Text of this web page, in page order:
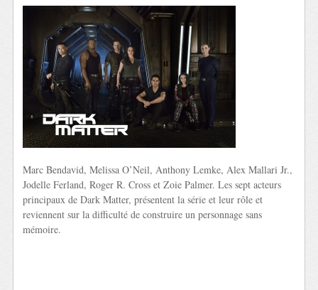
Marc Bendavid, Melissa O’Neil, Anthony Lemke, Alex Mallari Jr.,
Jodelle Ferland, Roger R. Cross et Zoie Palmer. Les sept acteurs
principaux de Dark Matter, présentent la série et leur rôle et
reviennent sur la difficulté de construire un personnage sans
mémoire.